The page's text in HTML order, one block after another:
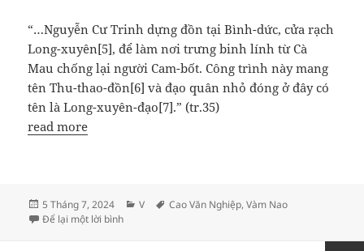
“…Nguyễn Cư Trinh dựng đồn tại Bình-dức, cửa rạch
Long-xuyên[5], để làm nơi trưng binh lính từ Cà
Mau chống lại người Cam-bốt. Công trình này mang
tên Thu-thao-đồn[6] và đạo quân nhỏ đóng ở đây có
tên là Long-xuyên-đạo[7].” (tr.35)
read more
Đăng
vào
5 Tháng 7, 2024
Danh
V Thẻ
Cao Văn Nghiệp,Vàm Nao
Để lại một lời bìnhở ĐỒN THỦ THẢO Ở VÀM LONG XUYÊN